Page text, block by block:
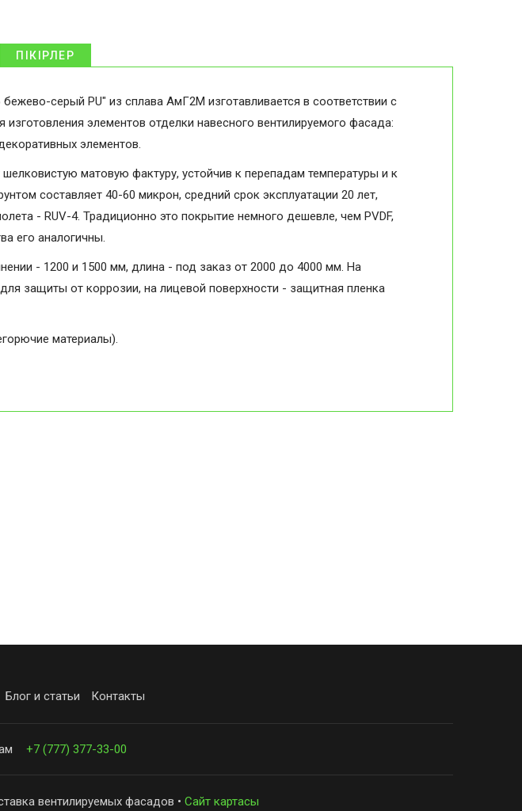
ПІКІРЛЕР
серый PU" из сплава АмГ2М изготавливается в соответствии с
элементов отделки навесного вентилируемого фасада:
элементов.
шелковистую матовую фактуру, устойчив к перепадам температуры и к
составляет 40-60 микрон, средний срок эксплуатации 20 лет,
- RUV-4. Традиционно это покрытие немного дешевле, чем PVDF,
его аналогичны.
- 1200 и 1500 мм, длина - под заказ от 2000 до 4000 мм. На
защиты от коррозии, на лицевой поверхности - защитная пленка
материалы).
Блог и статьи Контакты
+7 (777) 377-33-00
вентилируемых фасадов • Сайт картасы